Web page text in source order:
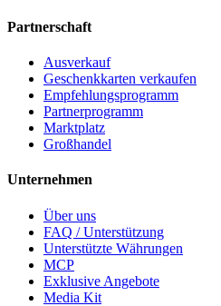
Partnerschaft
Ausverkauf
Geschenkkarten verkaufen
Empfehlungsprogramm
Partnerprogramm
Marktplatz
Großhandel
Unternehmen
Über uns
FAQ / Unterstützung
Unterstützte Währungen
MCP
Exklusive Angebote
Media Kit